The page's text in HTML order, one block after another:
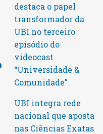
destaca o papel
transformador da
UBI no terceiro
episódio do
videocast
“Universidade &
Comunidade”
UBI integra rede
nacional que aposta
nas Ciências Exatas